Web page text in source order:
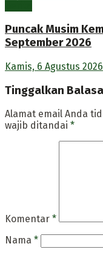
Puncak Musim
September 2026
Kamis, 6 Agustus 2026
Tinggalkan
Alamat email Anda
wajib ditandai *
Komentar *
Nama *